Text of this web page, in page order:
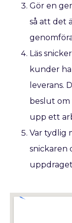
Gör en
så att det
Läs
kunder
leverans.
beslut om
upp ett
Var tydlig
snickaren